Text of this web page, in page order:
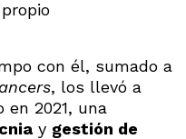
con él, sumado a
, los llevó a
2021, una
y gestión de